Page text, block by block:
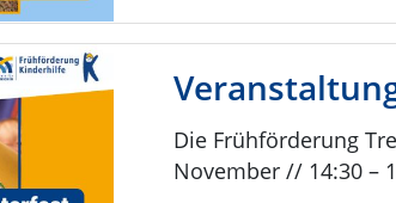
Die Frühförderung
November // 14:30 –